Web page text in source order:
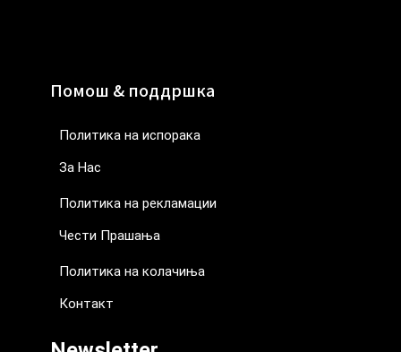
Помош & поддршка
Политика на испорака
За Нас
Политика на рекламации
Чести Прашања
Политика на колачиња
Контакт